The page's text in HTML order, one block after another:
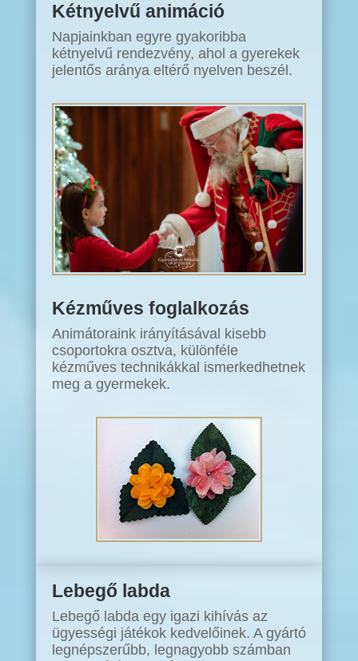
Kétnyelvű animáció
Napjainkban egyre gyakoribba
kétnyelvű rendezvény, ahol a gyerekek
jelentős aránya eltérő nyelven beszél.
Kézműves foglalkozás
Animátoraink irányításával kisebb
csoportokra osztva, különféle
kézműves technikákkal ismerkedhetnek
meg a gyermekek.
Lebegő labda
Lebegő labda egy igazi kihívás az
ügyességi játékok kedvelőinek. A gyártó
legnépszerűbb, legnagyobb számban